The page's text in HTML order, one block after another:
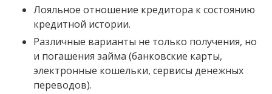
Лояльное отношение кредитора к состоянию
кредитной истории.
Различные варианты не только получения, но
и погашения займа (банковские карты,
электронные кошельки, сервисы денежных
переводов).